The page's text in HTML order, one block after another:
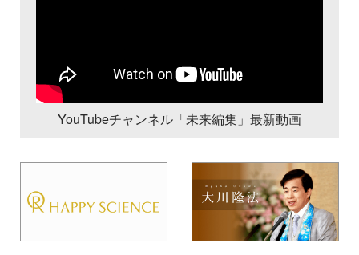
YouTubeチャンネル「未来編集」最新動画